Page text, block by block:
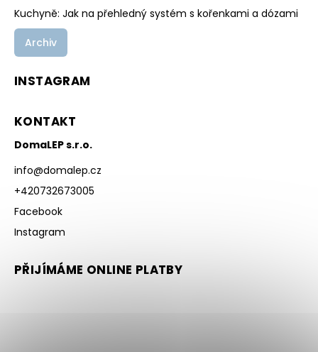
Kuchyně: Jak na přehledný systém s kořenkami a dózami
Archiv
INSTAGRAM
KONTAKT
DomaLEP s.r.o.
info@domalep.cz
+420732673005
Facebook
Instagram
PŘIJÍMÁME ONLINE PLATBY